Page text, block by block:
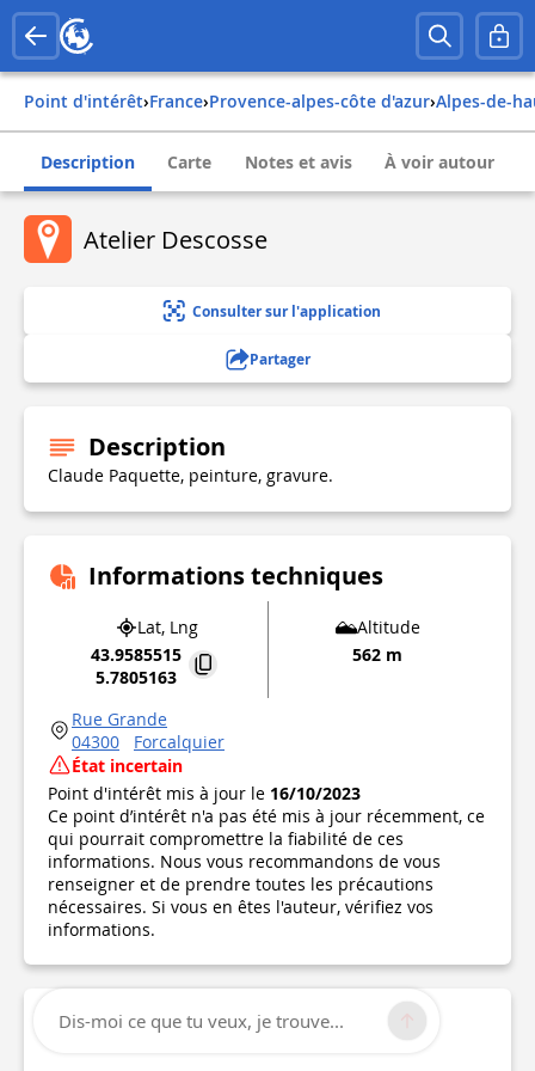
Point d'intérêt› france› provence-alpes-côte d'azur› alpes-de-
Description Carte Notes et avis À voir autour
Atelier Descosse
Consulter sur l'application
Partager
Description
Claude Paquette, peinture, gravure.
Informations techniques
Lat, Lng
43.9585515
5.7805163
Altitude
562 m
Rue Grande
04300
Forcalquier
État incertain
Point d'intérêt mis à jour le 16/10/2023
Ce point d’intérêt n'a pas été mis à jour récemment, ce
qui pourrait compromettre la fiabilité de ces
informations. Nous vous recommandons de vous
renseigner et de prendre toutes les précautions
nécessaires. Si vous en êtes l'auteur, vérifiez vos
informations.
Dis-moi ce que tu veux, je trouve...